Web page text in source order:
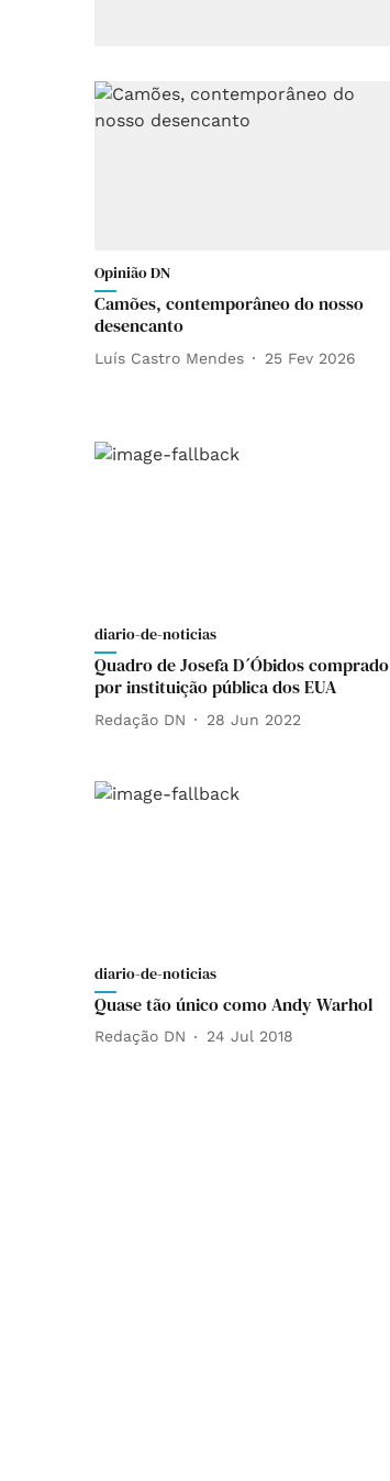
Opinião DN
Camões, contemporâneo do nosso
desencanto
Luís Castro Mendes 25 Fev 2026
diario-de-noticias
Quadro de Josefa D´Óbidos comprado
por instituição pública dos EUA
Redação DN 28 Jun 2022
diario-de-noticias
Quase tão único como Andy Warhol
Redação DN 24 Jul 2018